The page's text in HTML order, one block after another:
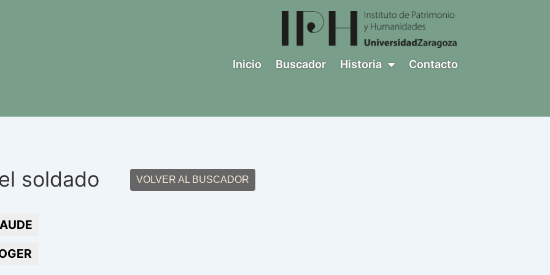
Inicio Buscador Historia Contacto
soldado VOLVER AL BUSCADOR